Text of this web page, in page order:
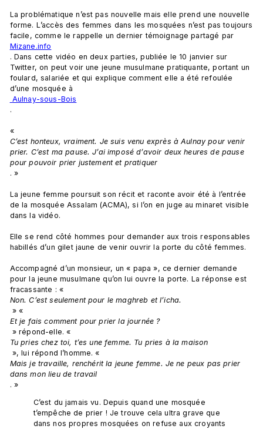
La problématique n’est pas nouvelle mais elle prend une nouvelle
forme. L’accès des femmes dans les mosquées n’est pas toujours
facile, comme le rappelle un dernier témoignage partagé par
Mizane.info
. Dans cette vidéo en deux parties, publiée le 10 janvier sur
Twitter, on peut voir une jeune musulmane pratiquante, portant un
foulard, salariée et qui explique comment elle a été refoulée
d’une mosquée à
Aulnay-sous-Bois
.
«
C’est honteux, vraiment. Je suis venu exprès à Aulnay pour venir
prier. C’est ma pause. J’ai imposé d’avoir deux heures de pause
pour pouvoir prier justement et pratiquer
. »
La jeune femme poursuit son récit et raconte avoir été à l’entrée
de la mosquée Assalam (ACMA), si l’on en juge au minaret visible
dans la vidéo.
Elle se rend côté hommes pour demander aux trois responsables
habillés d’un gilet jaune de venir ouvrir la porte du côté femmes.
Accompagné d’un monsieur, un « papa », ce dernier demande
pour la jeune musulmane qu’on lui ouvre la porte. La réponse est
fracassante : «
Non. C’est seulement pour le maghreb et l’icha.
» «
Et je fais comment pour prier la journée ?
» répond-elle. «
Tu pries chez toi, t’es une femme. Tu pries à la maison
», lui répond l’homme. «
Mais je travaille, renchérit la jeune femme. Je ne peux pas prier
dans mon lieu de travail
C’est du jamais vu. Depuis quand une mosquée
t’empêche de prier ! Je trouve cela ultra grave que
dans nos propres mosquées on refuse aux croyants